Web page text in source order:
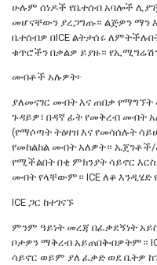
ሁሉም ሰነዶች የቤተሰብ አባሎች
መሆናቸውን ያረጋግጡ። ልጅዎን
ቤተሰብዎ በICE ልትታሰሩ
ቁጥሮችን በቃልዎ ይያዙ።
መብቶች አሉዎት፦
ያለመናገር መብት እና ጠበቃ
ጉዳይዎ፣ በዳኛ ፊት የመቅረብ መብት
(የማሶጣት ትዕዛዝ እና የመሳሰሉት
የመከልከል መብት አለዎት።
የሚችልበት በቂ ምክንያት ሳይኖር
መብት የላቸውም። ICE ለቆ እንዲሄድ
ICE ጋር ከተገናኙ
ምንም ዓይነት መረጃ በፈቃደኝነት
ቦታዎን ማቅረብ አይጠበቅብዎትም።
ሳይኖር ወይም ያለ ፈቃድ ወደ ቤትዎ